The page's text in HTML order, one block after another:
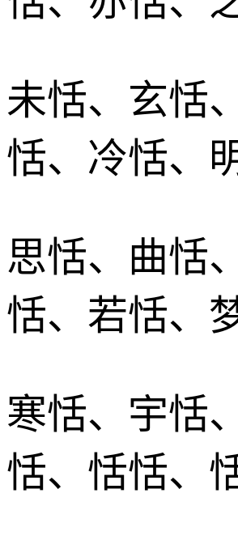
未恬、玄恬
恬、冷恬、
思恬、曲恬
恬、若恬、
寒恬、宇恬
恬、恬恬、